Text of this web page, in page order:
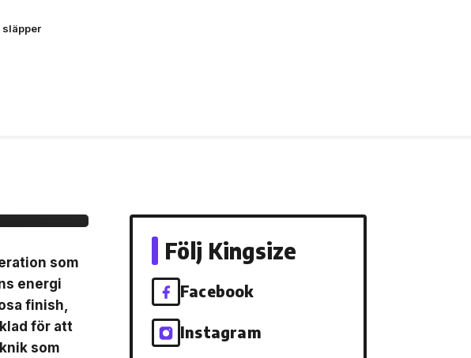
släpper
som
energi
finish,
för att
som
Följ Kingsize
Facebook
Instagram